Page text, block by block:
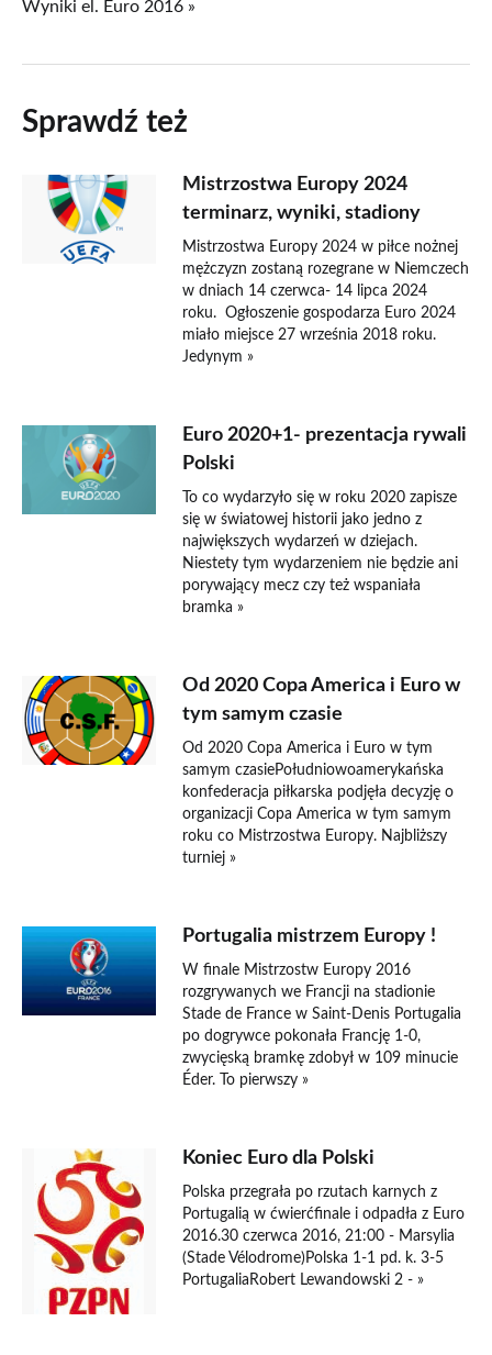
Wyniki el. Euro 2016 »
Sprawdź też
Mistrzostwa Europy 2024
terminarz, wyniki, stadiony
Mistrzostwa Europy 2024 w piłce nożnej
mężczyzn zostaną rozegrane w Niemczech
w dniach 14 czerwca- 14 lipca 2024
roku. Ogłoszenie gospodarza Euro 2024
miało miejsce 27 września 2018 roku.
Jedynym »
Euro 2020+1- prezentacja rywali
Polski
To co wydarzyło się w roku 2020 zapisze
się w światowej historii jako jedno z
największych wydarzeń w dziejach.
Niestety tym wydarzeniem nie będzie ani
porywający mecz czy też wspaniała
bramka »
Od 2020 Copa America i Euro w
tym samym czasie
Od 2020 Copa America i Euro w tym
samym czasiePołudniowoamerykańska
konfederacja piłkarska podjęła decyzję o
organizacji Copa America w tym samym
roku co Mistrzostwa Europy. Najbliższy
turniej »
Portugalia mistrzem Europy !
W finale Mistrzostw Europy 2016
rozgrywanych we Francji na stadionie
Stade de France w Saint-Denis Portugalia
po dogrywce pokonała Francję 1-0,
zwycięską bramkę zdobył w 109 minucie
Éder. To pierwszy »
Koniec Euro dla Polski
Polska przegrała po rzutach karnych z
Portugalią w ćwierćfinale i odpadła z Euro
2016.30 czerwca 2016, 21:00 - Marsylia
(Stade Vélodrome)Polska 1-1 pd. k. 3-5
PortugaliaRobert Lewandowski 2 - »